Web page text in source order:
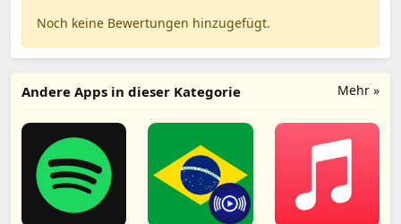
Noch keine Bewertungen hinzugefügt.
Mehr »
Andere Apps in dieser Kategorie